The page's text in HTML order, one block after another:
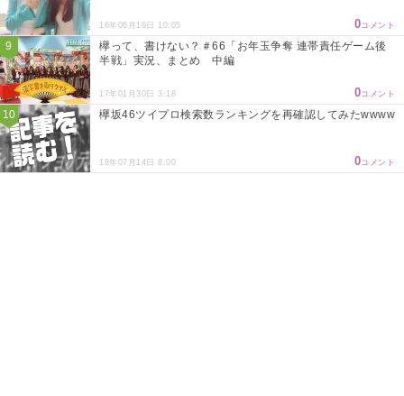
16年06月16日 10:05 0コメント
欅って、書けない？＃66「お年玉争奪 連帯責任ゲーム後
半戦」実況、まとめ 中編
17年01月30日 3:18 0コメント
欅坂46ツイプロ検索数ランキングを再確認してみたwwww
18年07月14日 8:00 0コメント